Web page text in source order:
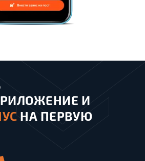
И
НА ПЕРВУЮ